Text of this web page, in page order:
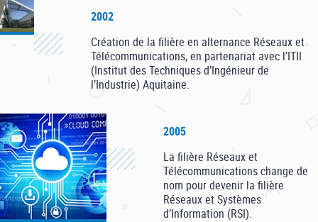
2002
Création de la filière en alternance Réseaux et
Télécommunications, en partenariat avec l’ITII
(Institut des Techniques d’Ingénieur de
l’Industrie) Aquitaine.
2005
La filière Réseaux et
Télécommunications change de
nom pour devenir la filière
Réseaux et Systèmes
d’Information (RSI).